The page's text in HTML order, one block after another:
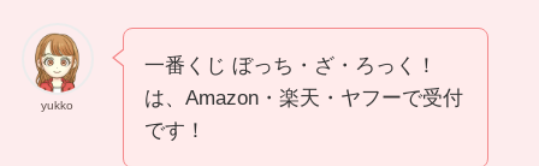
yukko
一番くじ ぼっち・ざ・ろっく！
は、Amazon・楽天・ヤフーで受付
です！